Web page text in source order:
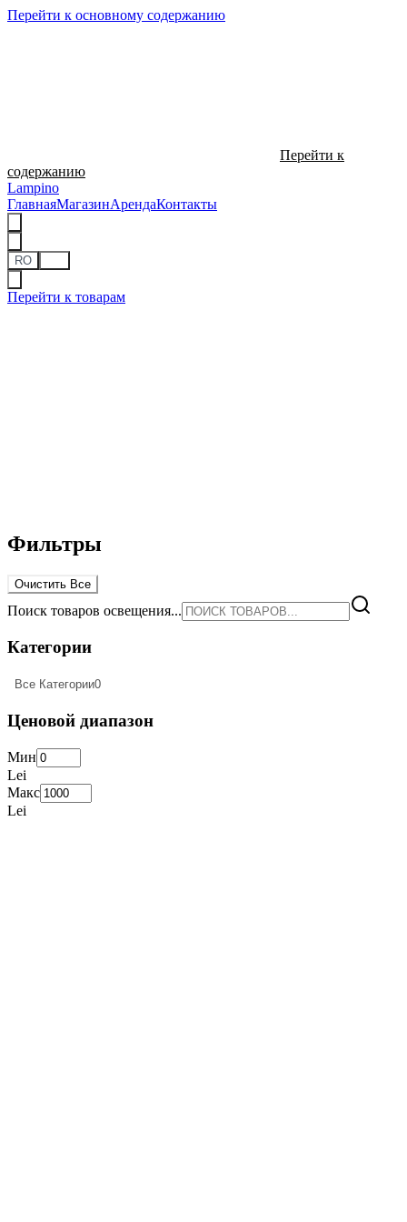
Перейти к основному содержанию
Перейти к
содержанию
Lampino
ГлавнаяМагазинАрендаКонтакты
RO
Перейти к товарам
Фильтры
Очистить Все
Поиск товаров освещения...
Категории
Все Категории0
Ценовой диапазон
Мин
Lei
Макс
Lei